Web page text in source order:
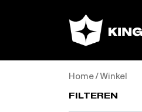
Home/ Winkel
FILTEREN